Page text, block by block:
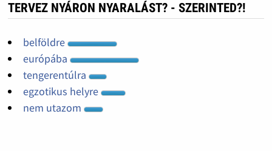
TERVEZ NYÁRON NYARALÁST? - SZERINTED?!
belföldre
európába
tengerentúlra
egzotikus helyre
nem utazom